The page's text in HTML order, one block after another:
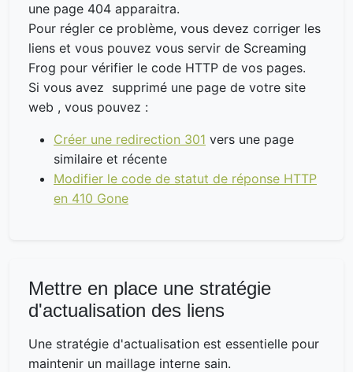
une page 404 apparaitra.
Pour régler ce problème, vous devez corriger les
liens et vous pouvez vous servir de Screaming
Frog pour vérifier le code HTTP de vos pages.
Si vous avez supprimé une page de votre site
web , vous pouvez :
Créer une redirection 301 vers une page
similaire et récente
Modifier le code de statut de réponse HTTP
en 410 Gone
Mettre en place une stratégie
d'actualisation des liens
Une stratégie d'actualisation est essentielle pour
maintenir un maillage interne sain.